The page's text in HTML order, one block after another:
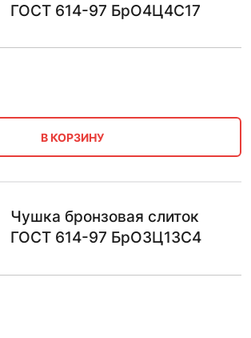
ГОСТ 614-97 БрО4Ц4С17
В КОРЗИНУ
Чушка бронзовая слиток
ГОСТ 614-97 БрО3Ц13С4